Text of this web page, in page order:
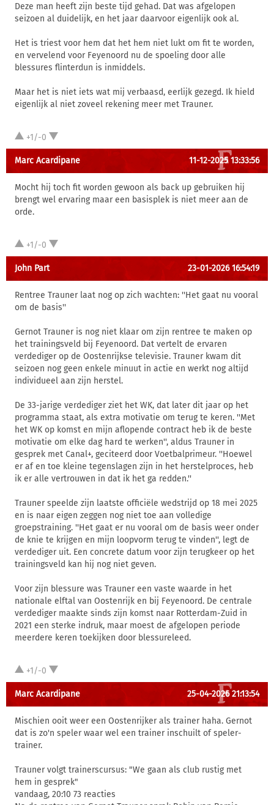
Deze man heeft zijn beste tijd gehad. Dat was afgelopen
seizoen al duidelijk, en het jaar daarvoor eigenlijk ook al.
Het is triest voor hem dat het hem niet lukt om fit te worden,
en vervelend voor Feyenoord nu de spoeling door alle
blessures flinterdun is inmiddels.
Maar het is niet iets wat mij verbaasd, eerlijk gezegd. Ik hield
eigenlijk al niet zoveel rekening meer met Trauner.
+1/-0
Marc Acardipane 11-12-2025 13:33:56
Mocht hij toch fit worden gewoon als back up gebruiken hij
brengt wel ervaring maar een basisplek is niet meer aan de
orde.
+1/-0
John Part 23-01-2026 16:54:19
Rentree Trauner laat nog op zich wachten: ''Het gaat nu vooral
om de basis''
Gernot Trauner is nog niet klaar om zijn rentree te maken op
het trainingsveld bij Feyenoord. Dat vertelt de ervaren
verdediger op de Oostenrijkse televisie. Trauner kwam dit
seizoen nog geen enkele minuut in actie en werkt nog altijd
individueel aan zijn herstel.
De 33-jarige verdediger ziet het WK, dat later dit jaar op het
programma staat, als extra motivatie om terug te keren. ''Met
het WK op komst en mijn aflopende contract heb ik de beste
motivatie om elke dag hard te werken'', aldus Trauner in
gesprek met Canal+, geciteerd door Voetbalprimeur. ''Hoewel
er af en toe kleine tegenslagen zijn in het herstelproces, heb
ik er alle vertrouwen in dat ik het ga redden.''
Trauner speelde zijn laatste officiële wedstrijd op 18 mei 2025
en is naar eigen zeggen nog niet toe aan volledige
groepstraining. ''Het gaat er nu vooral om de basis weer onder
de knie te krijgen en mijn loopvorm terug te vinden'', legt de
verdediger uit. Een concrete datum voor zijn terugkeer op het
trainingsveld kan hij nog niet geven.
Voor zijn blessure was Trauner een vaste waarde in het
nationale elftal van Oostenrijk en bij Feyenoord. De centrale
verdediger maakte sinds zijn komst naar Rotterdam-Zuid in
2021 een sterke indruk, maar moest de afgelopen periode
meerdere keren toekijken door blessureleed.
+1/-0
Marc Acardipane 25-04-2026 21:13:54
Mischien ooit weer een Oostenrijker als trainer haha. Gernot
dat is zo'n speler waar wel een trainer inschuilt of speler-
trainer.
Trauner volgt trainerscursus: "We gaan als club rustig met
hem in gesprek"
vandaag, 20:10 73 reacties